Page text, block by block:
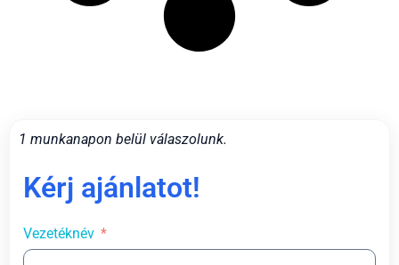
1 munkanapon belül válaszolunk.
Kérj ajánlatot!
Vezetéknév